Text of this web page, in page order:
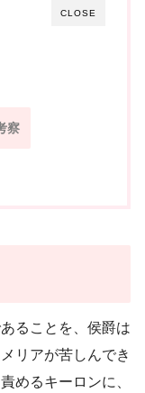
CLOSE
察
ることを、侯爵は
リアが苦しんでき
めるキーロンに、